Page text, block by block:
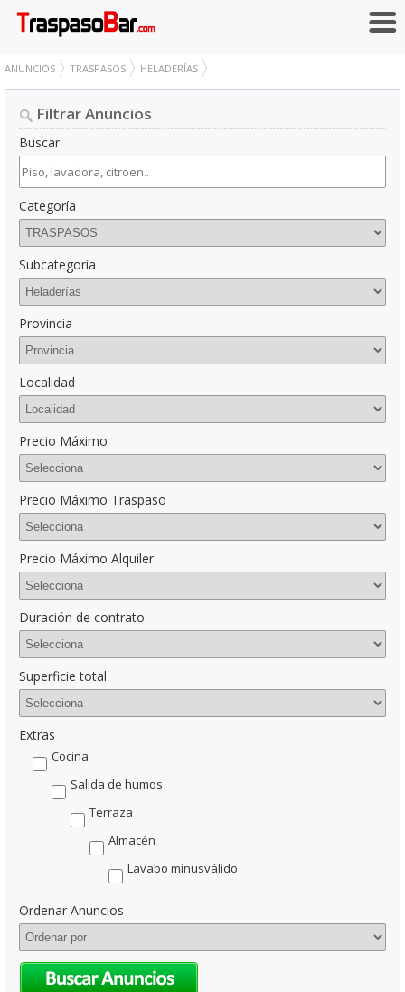
ANUNCIOS TRASPASOS HELADERÍAS
Filtrar Anuncios
Buscar
Categoría
Subcategoría
Provincia
Localidad
Precio Máximo
Precio Máximo Traspaso
Precio Máximo Alquiler
Duración de contrato
Superficie total
Extras
Cocina
Salida de humos
Terraza
Almacén
Lavabo minusválido
Ordenar Anuncios